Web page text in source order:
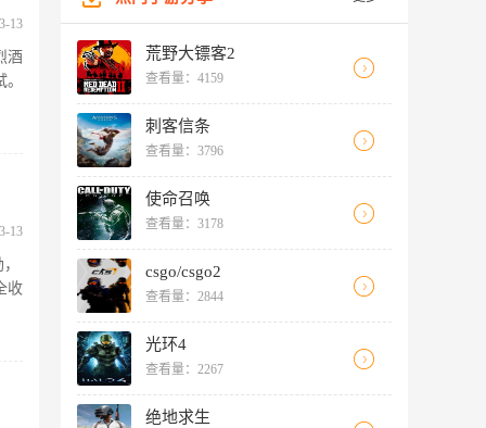
13
酒
13
收
荒野大镖客2
查看量：4159
刺客信条
查看量：3796
使命召唤
查看量：3178
csgo/csgo2
查看量：2844
光环4
查看量：2267
绝地求生